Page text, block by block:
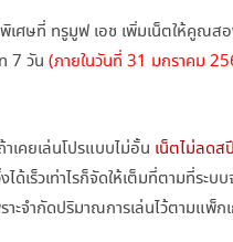
4GB
7
ศษที่ ทรูมูฟ เอช เพิ่มเน็ตให้คูณส
7 วัน (ภายในวันที่ 31 มกราคม
าเคยเล่นโปรแบบไม่อั้น เน็ตไม่ลด
งได้เร็วเท่าไรก็จัดให้เต็มที่ตาม
ะจำกัดปริมาณการเล่นไว้ตามแพ็ก